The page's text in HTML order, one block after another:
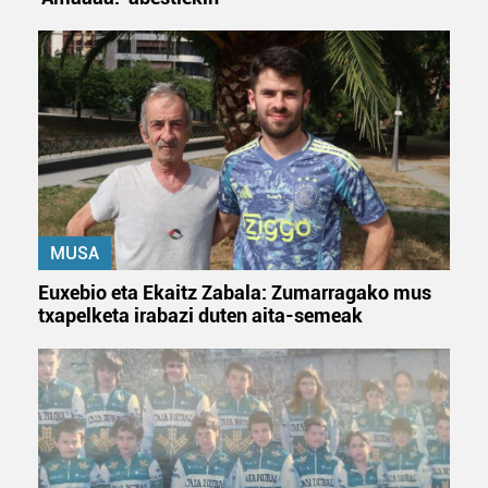
MUSA
Euxebio eta Ekaitz Zabala: Zumarragako mus
txapelketa irabazi duten aita-semeak